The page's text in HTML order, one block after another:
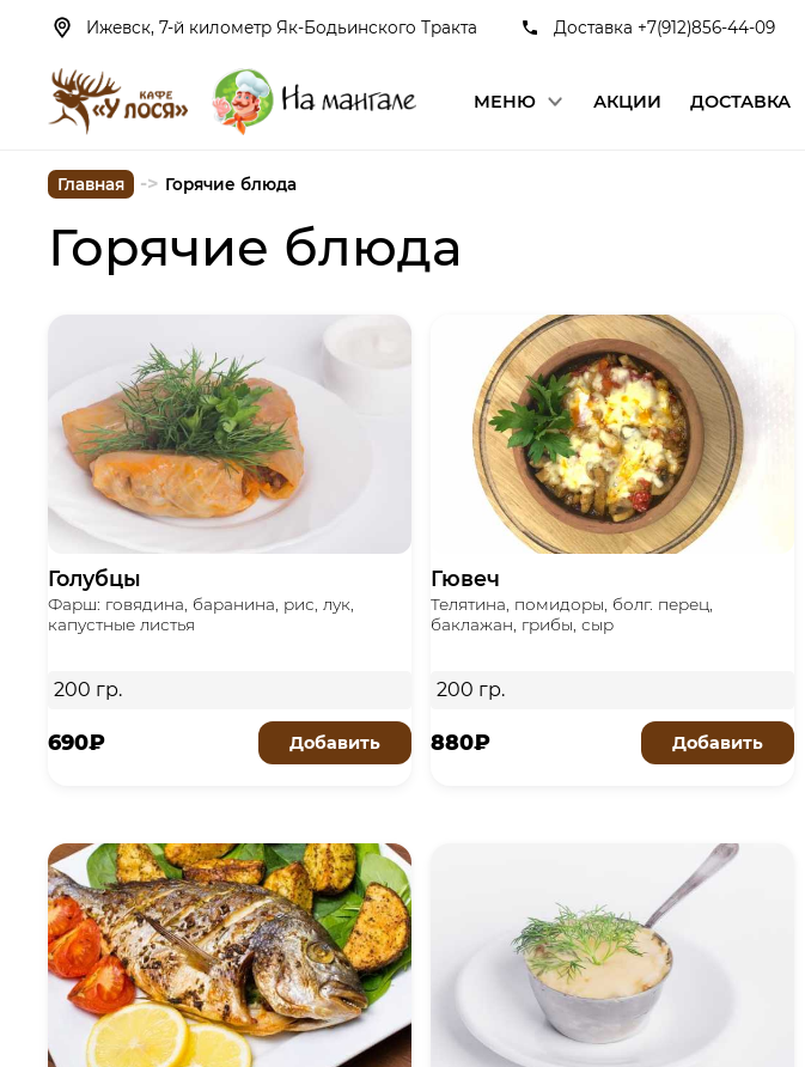
Ижевск, 7-й километр Як-Бодьинского Тракта Доставка +7(912)856-44-09
МЕНЮ АКЦИИ ДОСТАВКА
Главная -> Горячие блюда
Горячие блюда
Голубцы
Фарш: говядина, баранина, рис, лук,
капустные листья
200 гр.
690₽ Добавить
Гювеч
Телятина, помидоры, болг. перец,
баклажан, грибы, сыр
200 гр.
880₽ Добавить